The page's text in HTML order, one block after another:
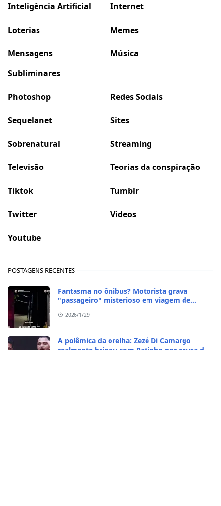
Inteligência Artificial Internet
Loterias Memes
Mensagens
Subliminares
Música
Photoshop Redes Sociais
Sequelanet Sites
Sobrenatural Streaming
Televisão Teorias da conspiração
Tiktok Tumblr
Twitter Videos
Youtube
POSTAGENS RECENTES
Fantasma no ônibus? Motorista grava
"passageiro" misterioso em viagem de
2026/1/29
A polêmica da orelha: Zezé Di Camargo
realmente brigou com Ratinho por causa do